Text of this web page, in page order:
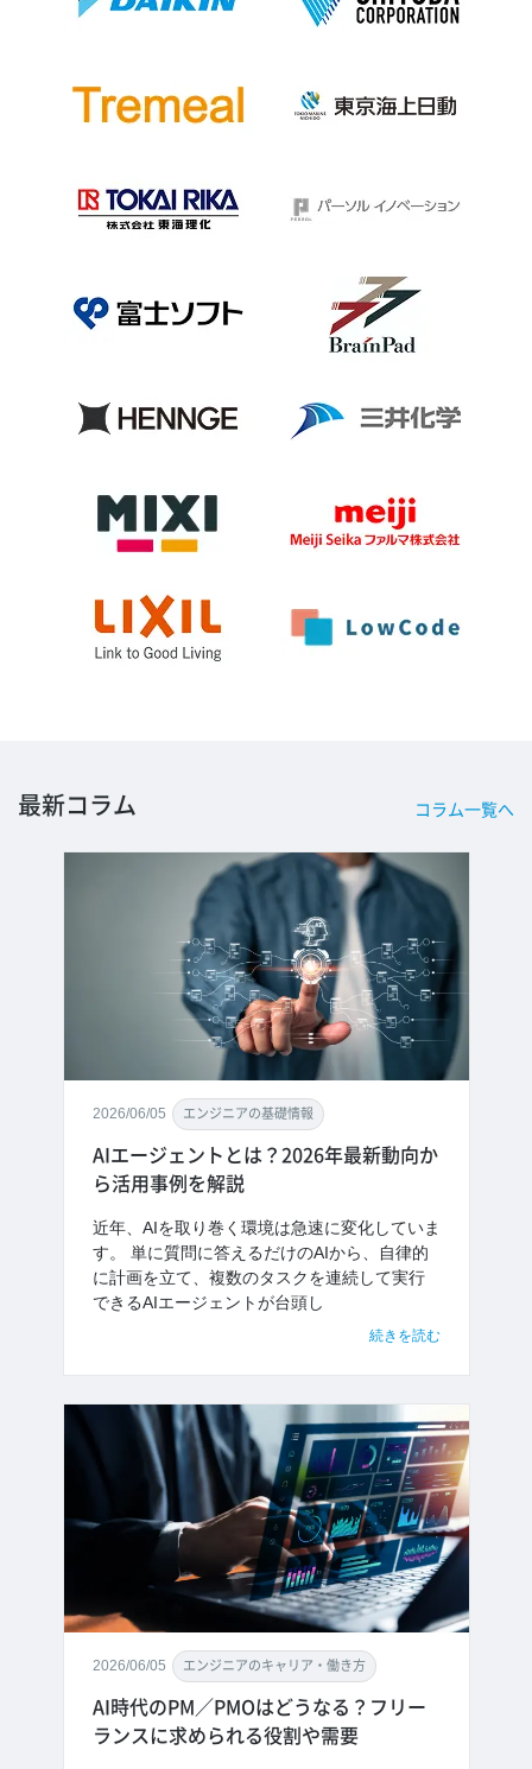
最新コラム コラム一覧へ
2026/06/05 エンジニアの基礎情報
AIエージェントとは？2026年最新動向か
ら活用事例を解説
近年、AIを取り巻く環境は急速に変化していま
す。 単に質問に答えるだけのAIから、自律的
に計画を立て、複数のタスクを連続して実行
できるAIエージェントが台頭し
続きを読む
2026/06/05 エンジニアのキャリア・働き方
AI時代のPM／PMOはどうなる？フリー
ランスに求められる役割や需要